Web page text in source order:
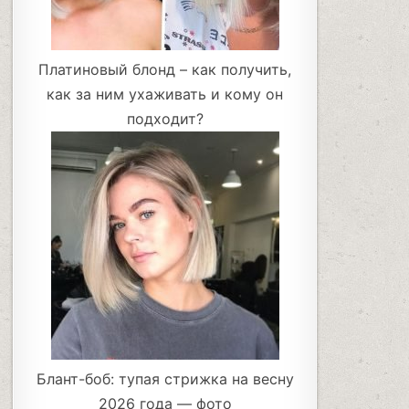
Платиновый блонд – как получить,
как за ним ухаживать и кому он
подходит?
Блант-боб: тупая стрижка на весну
2026 года — фото